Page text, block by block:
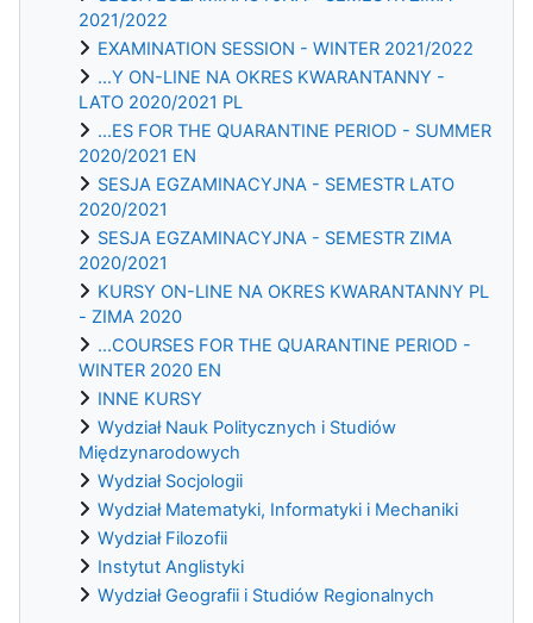
2021/2022
EXAMINATION SESSION - WINTER 2021/2022
...Y ON-LINE NA OKRES KWARANTANNY -
LATO 2020/2021 PL
...ES FOR THE QUARANTINE PERIOD - SUMMER
2020/2021 EN
SESJA EGZAMINACYJNA - SEMESTR LATO
2020/2021
SESJA EGZAMINACYJNA - SEMESTR ZIMA
2020/2021
KURSY ON-LINE NA OKRES KWARANTANNY PL
- ZIMA 2020
...COURSES FOR THE QUARANTINE PERIOD -
WINTER 2020 EN
INNE KURSY
Wydział Nauk Politycznych i Studiów
Międzynarodowych
Wydział Socjologii
Wydział Matematyki, Informatyki i Mechaniki
Wydział Filozofii
Instytut Anglistyki
Wydział Geografii i Studiów Regionalnych